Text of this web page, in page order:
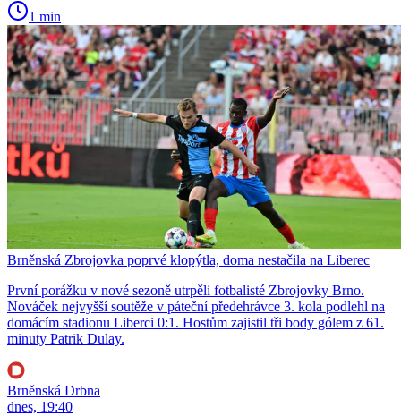
1 min
Brněnská Zbrojovka poprvé klopýtla, doma nestačila na Liberec
První porážku v nové sezoně utrpěli fotbalisté Zbrojovky Brno.
Nováček nejvyšší soutěže v páteční předehrávce 3. kola podlehl na
domácím stadionu Liberci 0:1. Hostům zajistil tři body gólem z 61.
minuty Patrik Dulay.
Brněnská Drbna
dnes, 19:40